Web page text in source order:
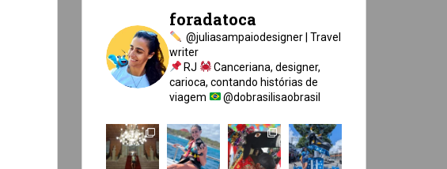
foradatoca
@juliasampaiodesigner | Travel
writer
RJ
Canceriana, designer,
carioca, contando histórias de
viagem
@dobrasilisaobrasil